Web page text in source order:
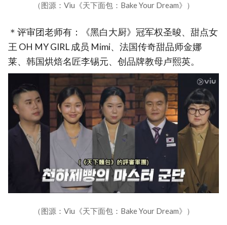
（图源：Viu《天下面包：Bake Your Dream》）
＊评审团老师有：《黑白大厨》冠军权圣晙、甜点女
王 OH MY GIRL 成员 Mimi、法国传奇甜品师金娜
莱、韩国烘焙名匠李锡元、创品牌教母卢熙英。
（图源：Viu《天下面包：Bake Your Dream》）